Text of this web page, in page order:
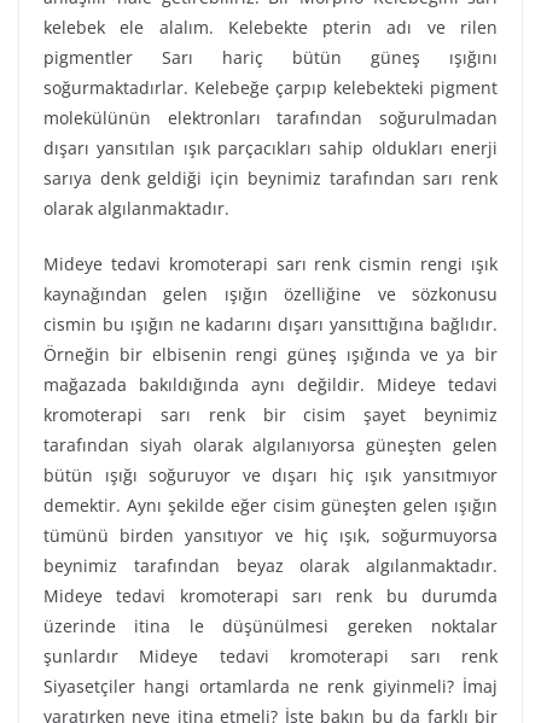
kelebek ele alalım. Kelebekte pterin adı ve rilen
pigmentler Sarı hariç bütün güneş ışığını
soğurmaktadırlar. Kelebeğe çarpıp kelebekteki pigment
molekülünün elektronları tarafından soğurulmadan
dışarı yansıtılan ışık parçacıkları sahip oldukları enerji
sarıya denk geldiği için beynimiz tarafından sarı renk
olarak algılanmaktadır.
Mideye tedavi kromoterapi sarı renk cismin rengi ışık
kaynağından gelen ışığın özelliğine ve sözkonusu
cismin bu ışığın ne kadarını dışarı yansıttığına bağlıdır.
Örneğin bir elbisenin rengi güneş ışığında ve ya bir
mağazada bakıldığında aynı değildir. Mideye tedavi
kromoterapi sarı renk bir cisim şayet beynimiz
tarafından siyah olarak algılanıyorsa güneşten gelen
bütün ışığı soğuruyor ve dışarı hiç ışık yansıtmıyor
demektir. Aynı şekilde eğer cisim güneşten gelen ışığın
tümünü birden yansıtıyor ve hiç ışık, soğurmuyorsa
beynimiz tarafından beyaz olarak algılanmaktadır.
Mideye tedavi kromoterapi sarı renk bu durumda
üzerinde itina le düşünülmesi gereken noktalar
şunlardır Mideye tedavi kromoterapi sarı renk
Siyasetçiler hangi ortamlarda ne renk giyinmeli? İmaj
yaratırken neye itina etmeli? İşte bakın bu da farklı bir